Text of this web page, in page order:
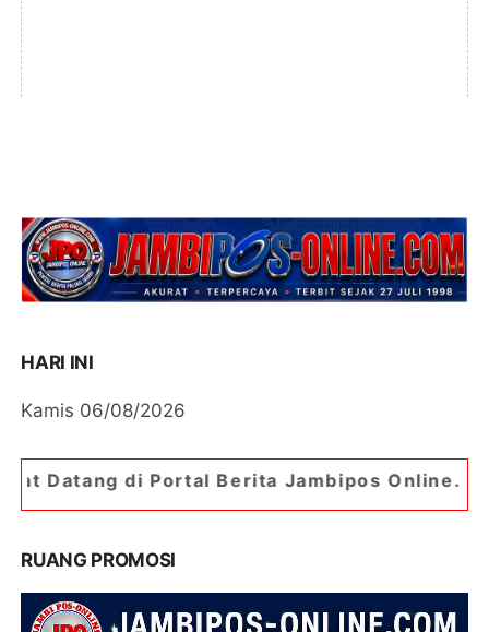
HARI INI
Kamis 06/08/2026
Berita Jambipos Online. Portal Berita
RUANG PROMOSI